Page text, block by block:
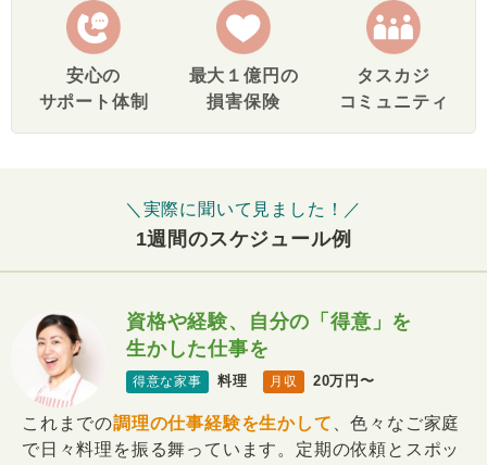
安心の
サポート体制
最大１億円の
損害保険
タスカジ
コミュニティ
＼実際に聞いて見ました！／
1週間のスケジュール例
資格や経験、自分の「得意」を
生かした仕事を
得意な家事 料理 月収 20万円〜
これまでの調理の仕事経験を生かして 、色々なご家庭
で日々料理を振る舞っています。定期の依頼とスポッ